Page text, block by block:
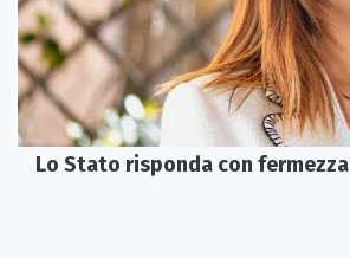
Lo Stato risponda con fermezza